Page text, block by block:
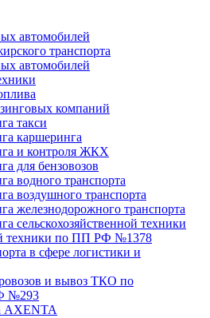
автомобилей
транспорта
автомобилей
компаний
такси
каршеринга
и контроля ЖКХ
для бензовозов
водного транспорта
воздушного транспорта
железнодорожного транспорта
сельскохозяйственной техники
техники по ПП РФ №1378
в сфере логистики и
и вывоз ТКО по
№293
AXENTA